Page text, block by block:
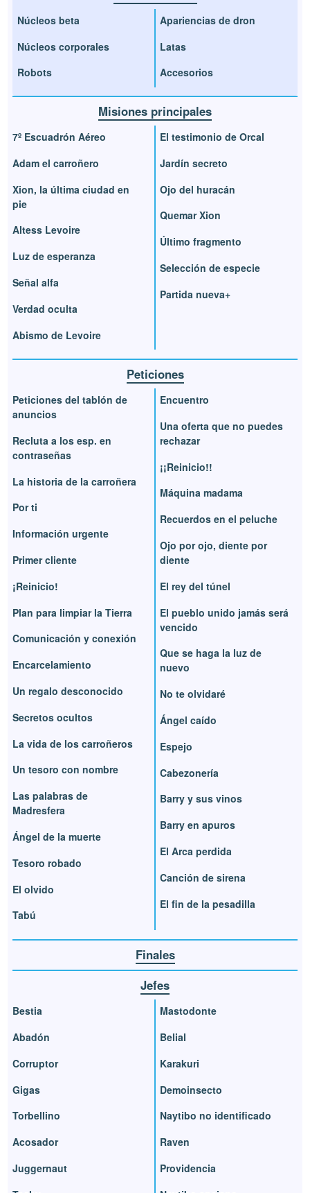
Núcleos beta
Núcleos corporales
Robots
Apariencias de dron
Latas
Accesorios
Misiones principales
7º Escuadrón Aéreo
Adam el carroñero
Xion, la última ciudad en
pie
Altess Levoire
Luz de esperanza
Señal alfa
Verdad oculta
Abismo de Levoire
El testimonio de Orcal
Jardín secreto
Ojo del huracán
Quemar Xion
Último fragmento
Selección de especie
Partida nueva+
Peticiones
Peticiones del tablón de
anuncios
Recluta a los esp. en
contraseñas
La historia de la carroñera
Por ti
Información urgente
Primer cliente
¡Reinicio!
Plan para limpiar la Tierra
Comunicación y conexión
Encarcelamiento
Un regalo desconocido
Secretos ocultos
La vida de los carroñeros
Un tesoro con nombre
Las palabras de
Madresfera
Ángel de la muerte
Tesoro robado
El olvido
Tabú
Encuentro
Una oferta que no puedes
rechazar
¡¡Reinicio!!
Máquina madama
Recuerdos en el peluche
Ojo por ojo, diente por
diente
El rey del túnel
El pueblo unido jamás será
vencido
Que se haga la luz de
nuevo
No te olvidaré
Ángel caído
Espejo
Cabezonería
Barry y sus vinos
Barry en apuros
El Arca perdida
Canción de sirena
El fin de la pesadilla
Finales
Jefes
Bestia
Abadón
Corruptor
Gigas
Torbellino
Acosador
Juggernaut
Mastodonte
Belial
Karakuri
Demoinsecto
Naytibo no identificado
Raven
Providencia